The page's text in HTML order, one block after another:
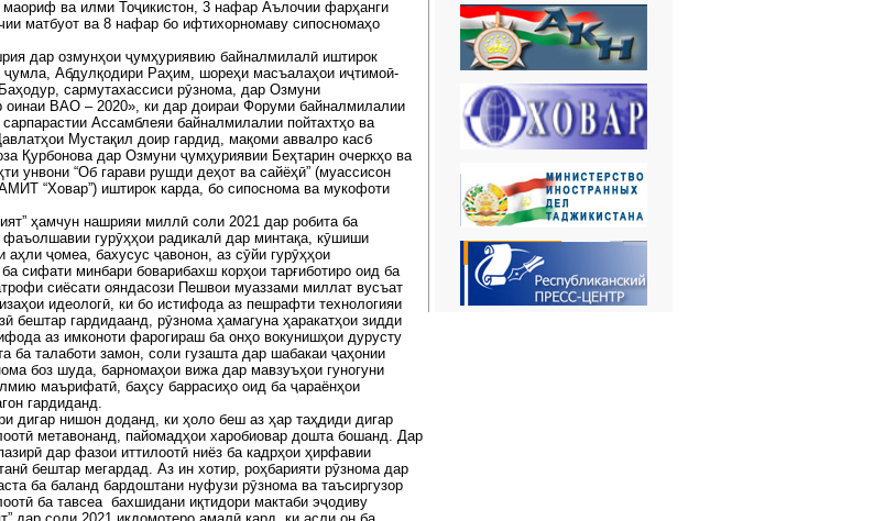
ва илми Тоҷикистон, 3 нафар Аълочии фарҳанги
матбуот ва 8 нафар бо ифтихорномаву сипосномаҳо
дар озмунҳои ҷумҳуриявию байналмилалӣ иштирок
Абдулқодири Раҳим, шореҳи масъалаҳои иҷтимоӣ-
сармутахассиси рӯзнома, дар Озмуни
ВАО – 2020», ки дар доираи Форуми байналмилалии
Ассамблеяи байналмилалии пойтахтҳо ва
Мустақил доир гардид, мақоми аввалро касб
Қурбонова дар Озмуни ҷумҳуриявии Беҳтарин очеркҳо ва
унвони “Об гарави рушди деҳот ва сайёҳӣ” (муассисон
“Ховар”) иштирок карда, бо сипоснома ва мукофоти
ҳамчун нашрияи миллӣ соли 2021 дар робита ба
гурӯҳҳои радикалӣ дар минтақа, кӯшиши
аҳли ҷомеа, бахусус ҷавонон, аз сӯйи гурӯҳҳои
сифати минбари боварибахш корҳои тарғиботиро оид ба
сиёсати ояндасози Пешвои муаззами миллат вусъат
идеологӣ, ки бо истифода аз пешрафти технологияи
бештар гардидаанд, рӯзнома ҳамагуна ҳаракатҳои зидди
аз имконоти фарогираш ба онҳо вокунишҳои дурусту
ба талаботи замон, соли гузашта дар шабакаи ҷаҳонии
боз шуда, барномаҳои вижа дар мавзуъҳои гуногуни
маърифатӣ, баҳсу баррасиҳо оид ба ҷараёнҳои
гардиданд.
дигар нишон доданд, ки ҳоло беш аз ҳар таҳдиди дигар
метавонанд, пайомадҳои харобиовар дошта бошанд. Дар
дар фазои иттилоотӣ ниёз ба кадрҳои ҳирфавии
бештар мегардад. Аз ин хотир, роҳбарияти рӯзнома дар
ба баланд бардоштани нуфузи рӯзнома ва таъсиргузор
ба тавсеа бахшидани иқтидори мактаби эҷодиву